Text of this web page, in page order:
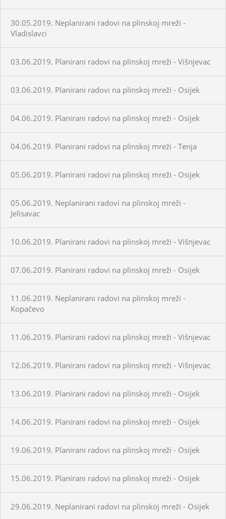
30.05.2019. Neplanirani radovi na plinskoj mreži -
Vladislavci
03.06.2019. Planirani radovi na plinskoj mreži - Višnjevac
03.06.2019. Planirani radovi na plinskoj mreži - Osijek
04.06.2019. Planirani radovi na plinskoj mreži - Osijek
04.06.2019. Planirani radovi na plinskoj mreži - Tenja
05.06.2019. Planirani radovi na plinskoj mreži - Osijek
05.06.2019. Neplanirani radovi na plinskoj mreži -
Jelisavac
10.06.2019. Planirani radovi na plinskoj mreži - Višnjevac
07.06.2019. Planirani radovi na plinskoj mreži - Osijek
11.06.2019. Neplanirani radovi na plinskoj mreži -
Kopačevo
11.06.2019. Planirani radovi na plinskoj mreži - Višnjevac
12.06.2019. Planirani radovi na plinskoj mreži - Višnjevac
13.06.2019. Planirani radovi na plinskoj mreži - Osijek
14.06.2019. Planirani radovi na plinskoj mreži - Osijek
19.06.2019. Planirani radovi na plinskoj mreži - Osijek
15.06.2019. Planirani radovi na plinskoj mreži - Osijek
29.06.2019. Neplanirani radovi na plinskoj mreži - Osijek